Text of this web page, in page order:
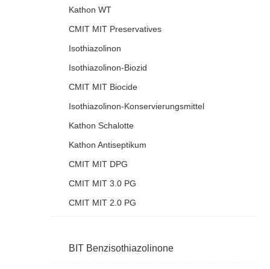
Kathon WT
CMIT MIT Preservatives
Isothiazolinon
Isothiazolinon-Biozid
CMIT MIT Biocide
Isothiazolinon-Konservierungsmittel
Kathon Schalotte
Kathon Antiseptikum
CMIT MIT DPG
CMIT MIT 3.0 PG
CMIT MIT 2.0 PG
BIT Benzisothiazolinone